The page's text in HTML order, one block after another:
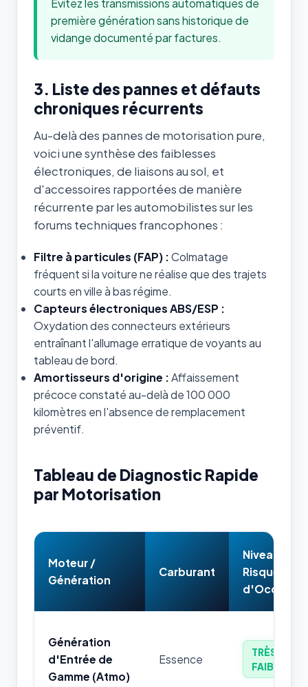
première génération sans historique de
vidange documenté par factures.
3. Liste des pannes et défauts
chroniques récurrents
Au-delà des pannes de motorisation pure,
voici une synthèse des faiblesses
électroniques, de liaisons au sol, et
d'accessoires rapportées de manière
récurrente par les automobilistes sur les
forums techniques francophones :
Filtre à particules (FAP) :Colmatage
fréquent si la voiture ne réalise que des trajets
courts en ville à bas régime.
Capteurs électroniques ABS/ESP :
Oxydation des connecteurs extérieurs
entraînant l'allumage erratique de voyants au
tableau de bord.
Amortisseurs d'origine :Affaissement
précoce constaté au-delà de 100 000
kilomètres en l'absence de remplacement
préventif.
Tableau de Diagnostic Rapide
par Motorisation
Moteur /
Génération
Carburant
Niveau de
Risque
d'Occasion
Génération
d'Entrée de
Gamme (Atmo)
Essence
TRÈS
FAIBLE